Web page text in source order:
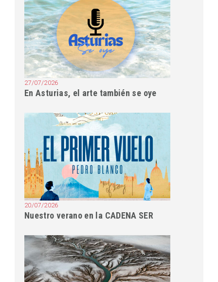
27/07/2026
En Asturias, el arte también se oye
20/07/2026
Nuestro verano en la CADENA SER